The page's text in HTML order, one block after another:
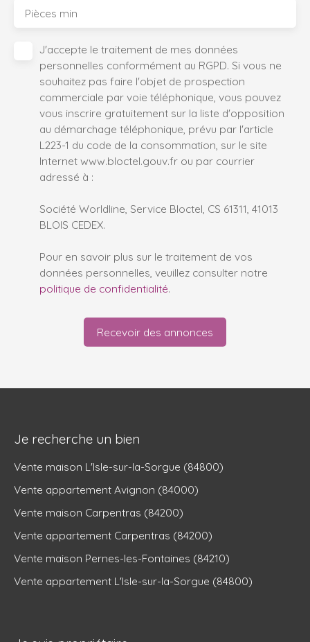
Pièces min
J'accepte le traitement de mes données
personnelles conformément au RGPD. Si vous ne
souhaitez pas faire l'objet de prospection
commerciale par voie téléphonique, vous pouvez
vous inscrire gratuitement sur la liste d'opposition
au démarchage téléphonique, prévu par l'article
L223-1 du code de la consommation, sur le site
Internet www.bloctel.gouv.fr ou par courrier
adressé à :
Société Worldline, Service Bloctel, CS 61311, 41013
BLOIS CEDEX.
Pour en savoir plus sur le traitement de vos
données personnelles, veuillez consulter notre
politique de confidentialité.
Recevoir des annonces
Je recherche un bien
Vente maison L'Isle-sur-la-Sorgue (84800)
Vente appartement Avignon (84000)
Vente maison Carpentras (84200)
Vente appartement Carpentras (84200)
Vente maison Pernes-les-Fontaines (84210)
Vente appartement L'Isle-sur-la-Sorgue (84800)